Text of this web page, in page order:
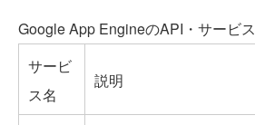
Google App EngineのAPI・サービス
サービ
ス名
説明